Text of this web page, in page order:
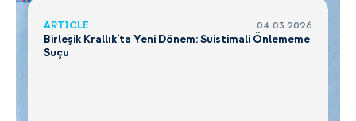
ARTICLE 04.03.2026
Birleşik Krallık’ta Yeni Dönem: Suistimali Önlememe
Suçu